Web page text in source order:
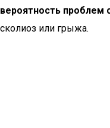
вероятность проблем
сколиоз или грыжа.